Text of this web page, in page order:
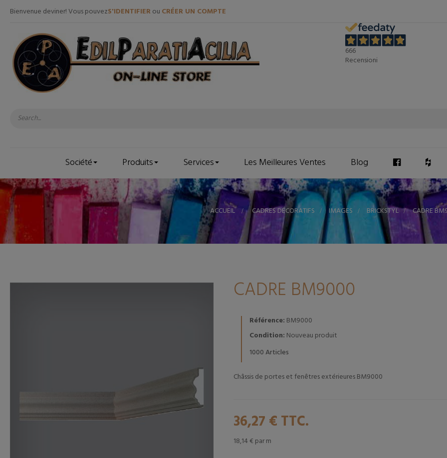
Bienvenue deviner! Vous pouvezS'IDENTIFIERou CRÉER UN COMPTE
666
Recensioni
Société Produits Services Les Meilleures Ventes Blog
ACCUEIL > CADRES DÉCORATIFS > IMAGES > BRICKSTYL > CADRE
CADRE BM9000
Référence: BM9000
Condition: Nouveau produit
1000Articles
Châssis de portes et fenêtres extérieures BM9000
36,27 € TTC.
18,14 € par m